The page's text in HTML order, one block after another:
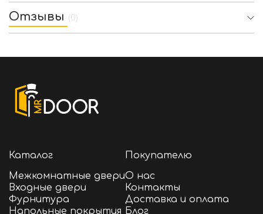
Отзывы (0)
Каталог
Межкомнатные двери
Входные двери
Фурнитура
Напольные покрытия
Покупателю
О нас
Контакты
Доставка и оплата
Блог